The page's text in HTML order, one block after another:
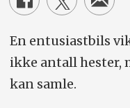
En entusiastbils
ikke antall hester,
kan samle.